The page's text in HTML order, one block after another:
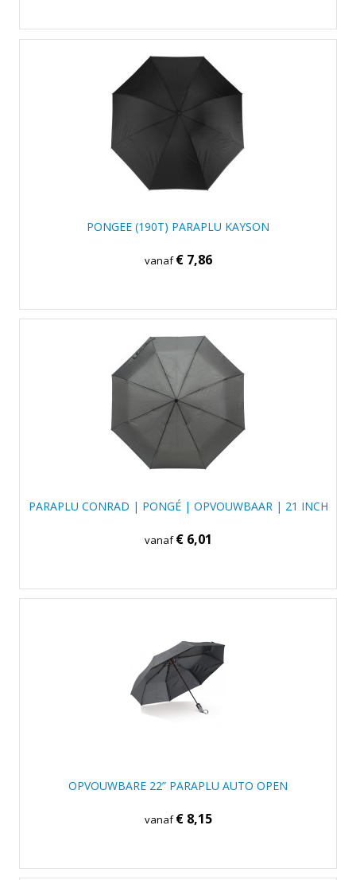
PONGEE (190T) PARAPLU KAYSON
vanaf€ 7,86
PARAPLU CONRAD | PONGÉ | OPVOUWBAAR | 21 INCH
vanaf€ 6,01
OPVOUWBARE 22” PARAPLU AUTO OPEN
vanaf€ 8,15